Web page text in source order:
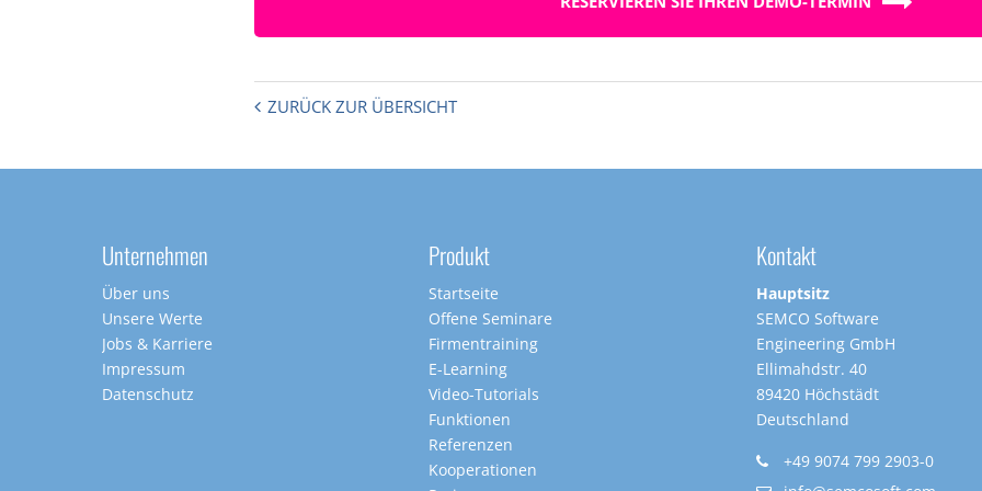
ZURÜCK ZUR ÜBERSICHT
Unternehmen
Über uns
Unsere Werte
Jobs & Karriere
Impressum
Datenschutz
Produkt
Startseite
Offene Seminare
Firmentraining
E-Learning
Video-Tutorials
Funktionen
Referenzen
Kooperationen
Kontakt
Hauptsitz
SEMCO Software
Engineering GmbH
Ellimahdstr. 40
89420 Höchstädt
Deutschland
+49 9074 799 2903-0